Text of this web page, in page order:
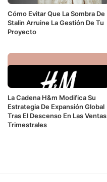
Cómo Evitar Que La Sombra De
Stalin Arruine La Gestión De Tu
Proyecto
La Cadena H&m Modifica Su
Estrategia De Expansión Global
Tras El Descenso En Las Ventas
Trimestrales